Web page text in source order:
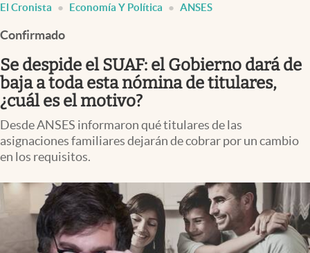
Uruguay
Finanzas y Mercados
Mercados Online
Negocios
Columnistas
Apertura
Clase
Clima
Mundial 2026
El Cronista Economía Y Política ANSES
Confirmado
Se despide el SUAF: el Gobierno dará de
baja a toda esta nómina de titulares,
¿cuál es el motivo?
Desde ANSES informaron qué titulares de las
asignaciones familiares dejarán de cobrar por un cambio
en los requisitos.